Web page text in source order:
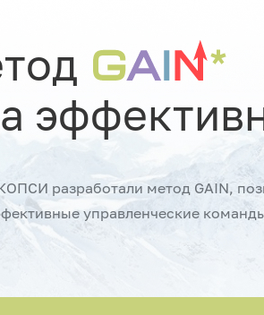
разработали метод GAIN,
управленческие